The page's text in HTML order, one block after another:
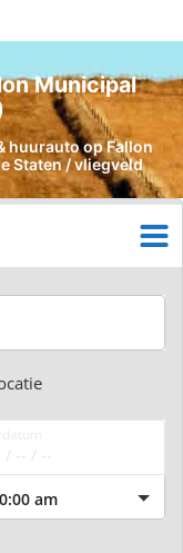
Municipal
huurauto op Fallon
Staten / vliegveld